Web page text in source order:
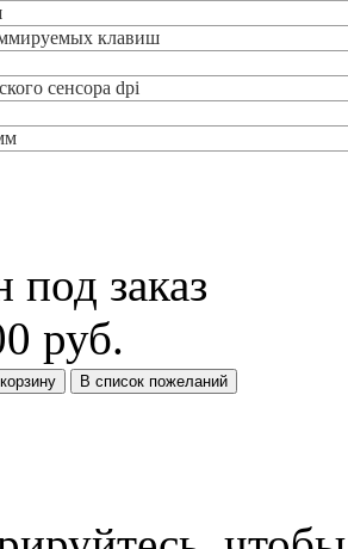
клавиш
сенсора dpi
под заказ
руб.